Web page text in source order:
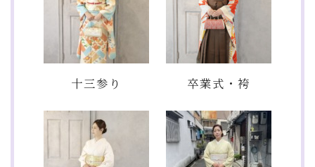
十三参り 卒業式・袴